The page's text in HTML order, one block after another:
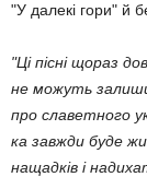
"У далекі гори" й
"Ці пісні щораз
не можуть
про сла­ветного
ка завжди буде
нащадків і